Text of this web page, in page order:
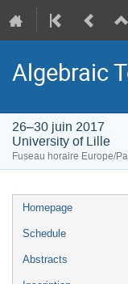
Algebraic
26–30 juin 2017
University of Lille
Fuseau horaire Europe/
Menu
de
Homepage
Schedule
Abstracts